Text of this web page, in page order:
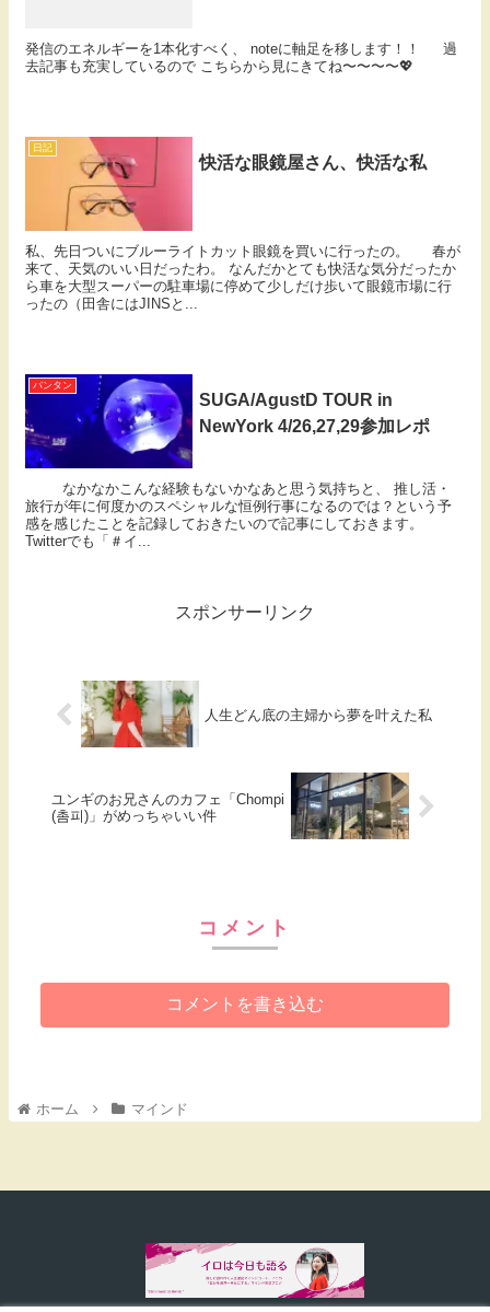
発信のエネルギーを1本化すべく、 noteに軸足を移します！！ 過
去記事も充実しているので こちらから見にきてね〜〜〜〜💖
日記
快活な眼鏡屋さん、快活な私
私、先日ついにブルーライトカット眼鏡を買いに行ったの。 春が
来て、天気のいい日だったわ。 なんだかとても快活な気分だったか
ら車を大型スーパーの駐車場に停めて少しだけ歩いて眼鏡市場に行
ったの（田舎にはJINSと...
バンタン
SUGA/AgustD TOUR in
NewYork 4/26,27,29参加レポ
なかなかこんな経験もないかなあと思う気持ちと、 推し活・
旅行が年に何度かのスペシャルな恒例行事になるのでは？という予
感を感じたことを記録しておきたいので記事にしておきます。
Twitterでも「＃イ...
スポンサーリンク
人生どん底の主婦から夢を叶えた私
ユンギのお兄さんのカフェ「Chompi
(촘피)」がめっちゃいい件
コメント
コメントを書き込む
ホーム マインド